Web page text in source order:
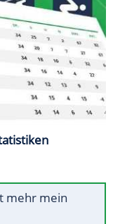
mehr mein